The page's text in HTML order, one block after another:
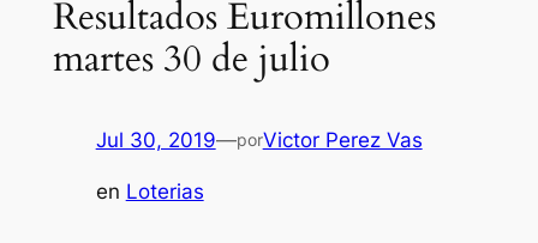
Resultados Euromillones
martes 30 de julio
Jul 30, 2019—porVictor Perez Vas
en Loterias